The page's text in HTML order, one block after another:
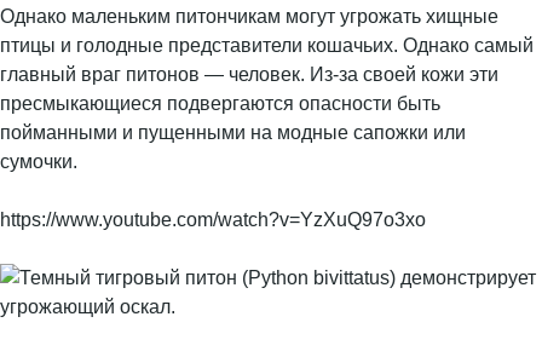
Однако маленьким питончикам могут угрожать хищные
птицы и голодные представители кошачьих. Однако самый
главный враг питонов — человек. Из-за своей кожи эти
пресмыкающиеся подвергаются опасности быть
пойманными и пущенными на модные сапожки или
сумочки.
https://www.youtube.com/watch?v=YzXuQ97o3xo